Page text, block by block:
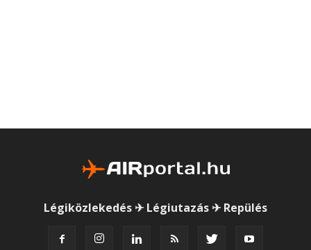
Légiközlekedés ✈ Légiutazás ✈ Repülés